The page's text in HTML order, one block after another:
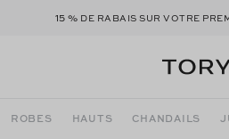
15 % DE RABAIS SUR VOTRE
ROBES HAUTS CHANDAILS